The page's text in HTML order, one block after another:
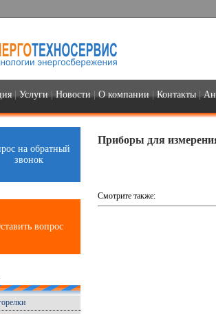
|Услуги|Новости|О компании|Контакты|
на обратный
звонок
вопрос
Приборы для
Смотрите также: